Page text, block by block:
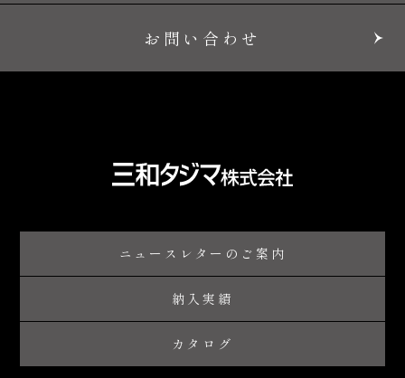
お問い合わせ
ニュースレターのご案内
納入実績
カタログ